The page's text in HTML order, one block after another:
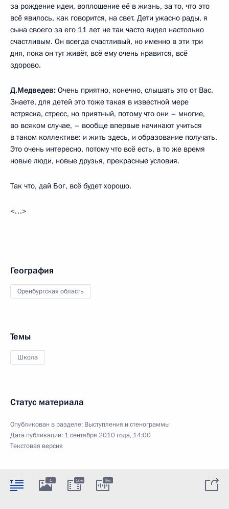
за рождение идеи, воплощение её в жизнь, за то, что это
всё явилось, как говорится, на свет. Дети ужасно рады, я
сына своего за его 11 лет не так часто видел настолько
счастливым. Он всегда счастливый, но именно в эти три
дня, пока он тут живёт, всё ему очень нравится, всё
здорово.
Д.Медведев: Очень приятно, конечно, слышать это от Вас.
Знаете, для детей это тоже такая в известной мере
встряска, стресс, но приятный, потому что они – многие,
во всяком случае, – вообще впервые начинают учиться
в таком коллективе: и жить здесь, и образование получать.
Это очень интересно, потому что всё есть, в то же время
новые люди, новые друзья, прекрасные условия.
Так что, дай Бог, всё будет хорошо.
<…>
География
Оренбургская область
Темы
Школа
Статус материала
Опубликован в разделе: Выступления и стенограммы
Дата публикации: 1 сентября 2010 года, 14:00
Текстовая версия
1 10м 9м